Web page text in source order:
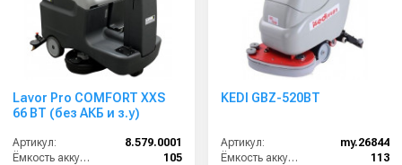
Lavor Pro COMFORT XXS
66 BT (без АКБ и з.у)
Артикул:
8.579.0001
Ёмкость аккумуляторов (Ач):
105
KEDI GBZ-520BT
Артикул:
my.26844
Ёмкость аккумуляторов (Ач):
113